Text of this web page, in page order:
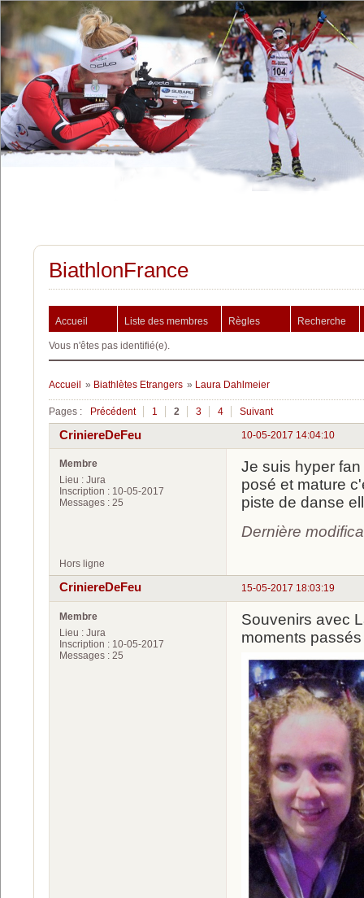
BiathlonFrance
Accueil Liste des membres Règles Recherche
Vous n'êtes pas identifié(e).
Accueil » Biathlètes Etrangers » Laura Dahlmeier
Pages : Précédent 1 2 3 4 Suivant
10-05-2017 14:04:10
CriniereDeFeu
Membre
Lieu : Jura
Inscription : 10-05-2017
Messages : 25
Je suis hyper
posé et mature
piste de danse
Dernière
Hors ligne
15-05-2017 18:03:19
CriniereDeFeu
Membre
Lieu : Jura
Inscription : 10-05-2017
Messages : 25
Souvenirs avec
moments